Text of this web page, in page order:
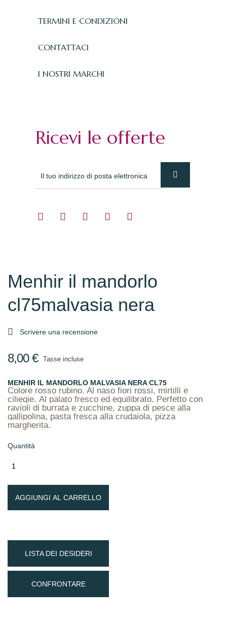
TERMINI E CONDIZIONI
CONTATTACI
I NOSTRI MARCHI
Ricevi le offerte
Menhir il mandorlo
cl75malvasia nera
 Scrivere una recensione
8,00 € Tasse incluse
MENHIR IL MANDORLO MALVASIA NERA CL75
Colore rosso rubino. Al naso fiori rossi, mirtilli e
ciliegie. Al palato fresco ed equilibrato. Perfetto con
ravioli di burrata e zucchine, zuppa di pesce alla
gallipolina, pasta fresca alla crudaiola, pizza
margherita.
Quantità
AGGIUNGI AL CARRELLO
LISTA DEI DESIDERI
CONFRONTARE